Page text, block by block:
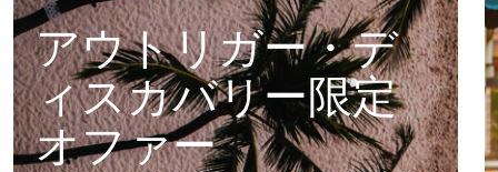
アウトリガー・デ
ィスカバリー限定
オファー